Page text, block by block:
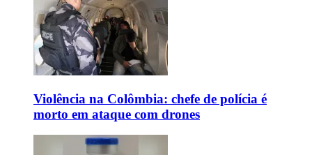
Violência na Colômbia: chefe de polícia é
morto em ataque com drones